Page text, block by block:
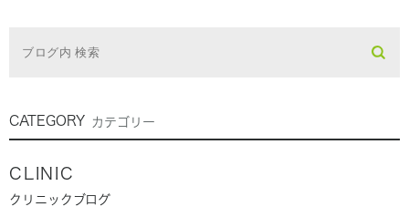
CATEGORY カテゴリー
CLINIC
クリニックブログ